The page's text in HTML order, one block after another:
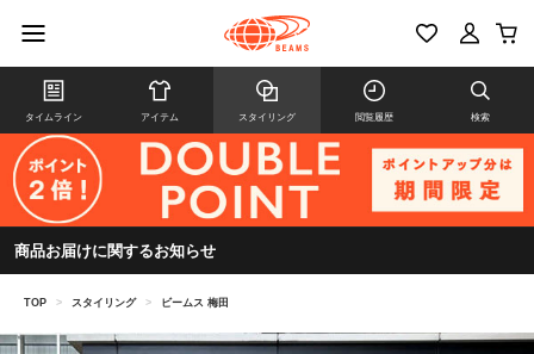
タイムライン アイテム スタイリング 閲覧履歴 検索
商品お届けに関するお知らせ
TOP > スタイリング > ビームス 梅田